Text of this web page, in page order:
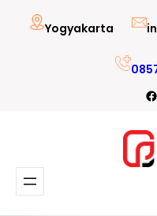
Lewati
Yogyakarta